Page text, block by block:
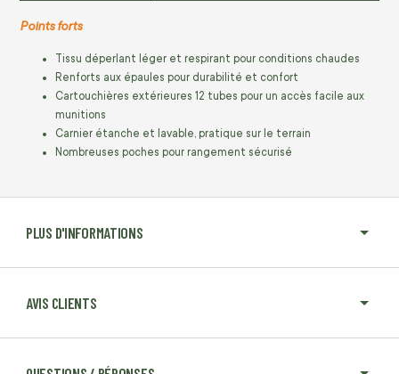
PLUS D'INFORMATIONS
AVIS CLIENTS
Points forts
Tissu déperlant léger et respirant pour conditions chaudes
Renforts aux épaules pour durabilité et confort
Cartouchières extérieures 12 tubes pour un accès facile aux
munitions
Carnier étanche et lavable, pratique sur le terrain
Nombreuses poches pour rangement sécurisé